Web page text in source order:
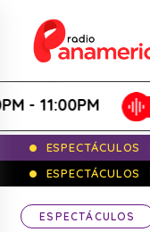
ESPECTÁCULOS
ESPECTÁCULOS
ESPECTÁCULOS